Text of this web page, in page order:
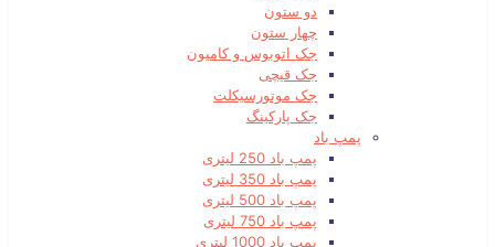
دو ستون
چهار ستون
جک اتوبوس و کامیون
جک قیچی
جک موتورسیکلت
جک پارکینگ
پمپ باد
پمپ باد 250 لیتری
پمپ باد 350 لیتری
پمپ باد 500 لیتری
پمپ باد 750 لیتری
پمپ باد 1000 لیتری